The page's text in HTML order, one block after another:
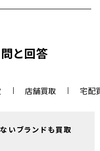
と回答
店舗買取 宅配
いブランドも買取